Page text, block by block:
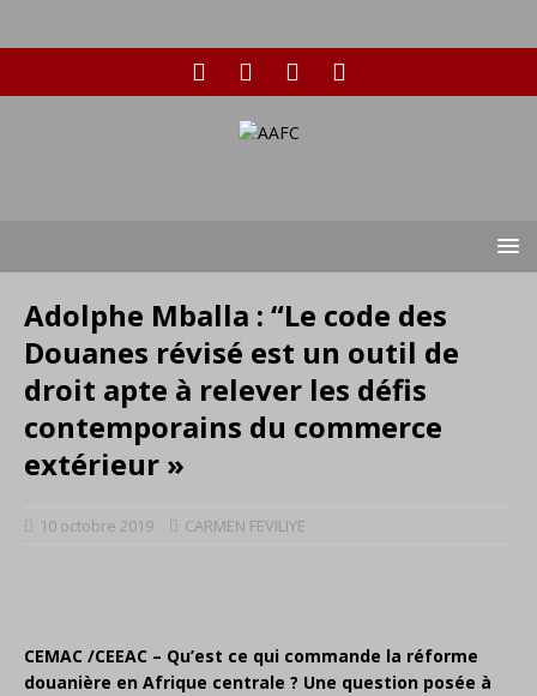
Adolphe Mballa : “Le code des
Douanes révisé est un outil de
droit apte à relever les défis
contemporains du commerce
extérieur »
10 octobre 2019 CARMEN FEVILIYE
CEMAC /CEEAC – Qu’est ce qui commande la réforme
douanière en Afrique centrale ? Une question posée à